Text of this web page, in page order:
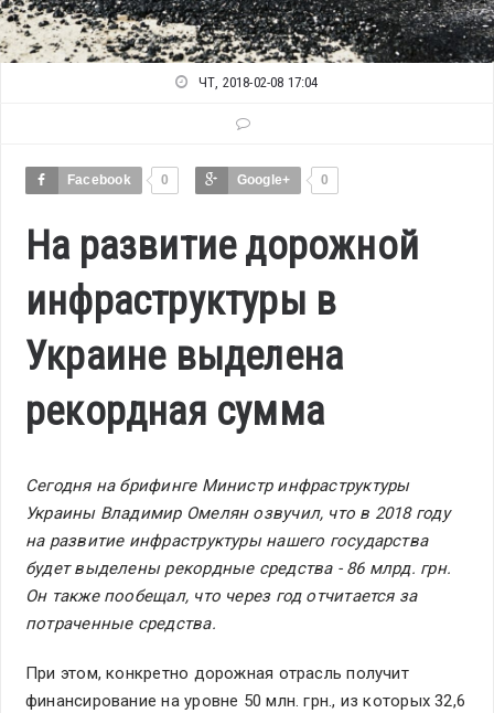
ЧТ, 2018-02-08 17:04
Facebook 0 Google+ 0
На развитие дорожной
инфраструктуры в
Украине выделена
рекордная сумма
Сегодня на брифинге Министр инфраструктуры
Украины Владимир Омелян озвучил, что в 2018 году
на развитие инфраструктуры нашего государства
будет выделены рекордные средства - 86 млрд. грн.
Он также пообещал, что через год отчитается за
потраченные средства.
При этом, конкретно дорожная отрасль получит
финансирование на уровне 50 млн. грн., из которых 32,6